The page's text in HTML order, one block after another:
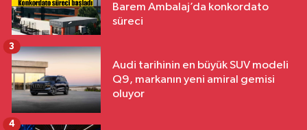
Barem Ambalaj’da konkordato
süreci
Audi tarihinin en büyük SUV modeli
Q9, markanın yeni amiral gemisi
oluyor
3
4